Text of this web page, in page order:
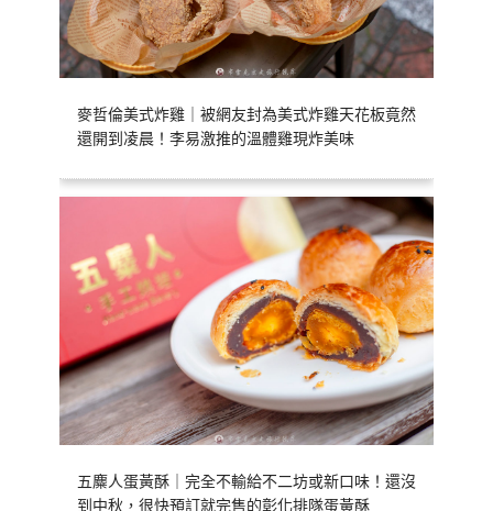
麥哲倫美式炸雞｜被網友封為美式炸雞天花板竟然
還開到凌晨！李易激推的溫體雞現炸美味
五麋人蛋黃酥｜完全不輸給不二坊或新口味！還沒
到中秋，很快預訂就完售的彰化排隊蛋黃酥